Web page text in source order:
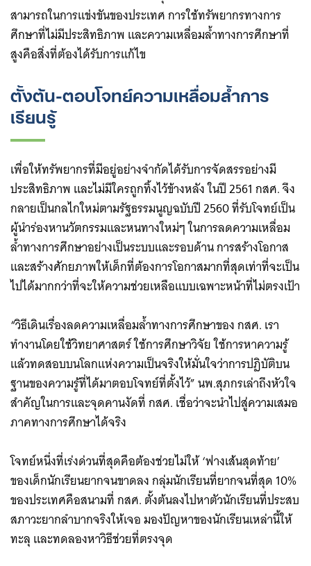
สามารถในการแข่งขันของประเทศ การใช้ทรัพยากรทางการ
ศึกษาที่ไม่มีประสิทธิภาพ และความเหลื่อมล้ำทางการศึกษาที่
สูงคือสิ่งที่ต้องได้รับการแก้ไข
ตั้งต้น-ตอบโจทย์ความเหลื่อมล้ำการ
เรียนรู้
เพื่อให้ทรัพยากรที่มีอยู่อย่างจำกัดได้รับการจัดสรรอย่างมี
ประสิทธิภาพ และไม่มีใครถูกทิ้งไว้ข้างหลัง ในปี 2561 กสศ. จึง
กลายเป็นกลไกใหม่ตามรัฐธรรมนูญฉบับปี 2560 ที่รับโจทย์เป็น
ผู้นำร่องหานวัตกรรมและหนทางใหม่ๆ ในการลดความเหลื่อม
ล้ำทางการศึกษาอย่างเป็นระบบและรอบด้าน การสร้างโอกาส
และสร้างศักยภาพให้เด็กที่ต้องการโอกาสมากที่สุดเท่าที่จะเป็น
ไปได้มากกว่าที่จะให้ความช่วยเหลือแบบเฉพาะหน้าที่ไม่ตรงเป้า
“วิธีเดินเรื่องลดความเหลื่อมล้ำทางการศึกษาของ กสศ. เรา
ทำงานโดยใช้วิทยาศาสตร์ ใช้การศึกษาวิจัย ใช้การหาความรู้
แล้วทดสอบบนโลกแห่งความเป็นจริงให้มั่นใจว่าการปฏิบัติบน
ฐานของความรู้ที่ได้มาตอบโจทย์ที่ตั้งไว้” นพ.สุภกรเล่าถึงหัวใจ
สำคัญในการและจุดคานงัดที่ กสศ. เชื่อว่าจะนำไปสู่ความเสมอ
ภาคทางการศึกษาได้จริง
โจทย์หนึ่งที่เร่งด่วนที่สุดคือต้องช่วยไม่ให้ ‘ฟางเส้นสุดท้าย’
ของเด็กนักเรียนยากจนขาดลง กลุ่มนักเรียนที่ยากจนที่สุด 10%
ของประเทศคือสนามที่ กสศ. ตั้งต้นลงไปหาตัวนักเรียนที่ประสบ
สภาวะยากลำบากจริงให้เจอ มองปัญหาของนักเรียนเหล่านี้ให้
ทะลุ และทดลองหาวิธีช่วยที่ตรงจุด